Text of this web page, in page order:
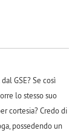
GSE? Se così
lo stesso suo
cortesia? Credo di
possedendo un